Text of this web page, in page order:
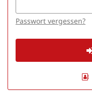
Passwort vergessen?